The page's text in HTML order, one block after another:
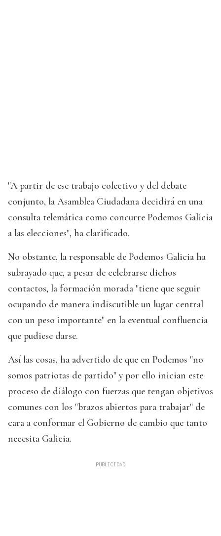
"A partir de ese trabajo colectivo y del debate
conjunto, la Asamblea Ciudadana decidirá en una
consulta telemática como concurre Podemos Galicia
a las elecciones", ha clarificado.
No obstante, la responsable de Podemos Galicia ha
subrayado que, a pesar de celebrarse dichos
contactos, la formación morada "tiene que seguir
ocupando de manera indiscutible un lugar central
con un peso importante" en la eventual confluencia
que pudiese darse.
Así las cosas, ha advertido de que en Podemos "no
somos patriotas de partido" y por ello inician este
proceso de diálogo con fuerzas que tengan objetivos
comunes con los "brazos abiertos para trabajar" de
cara a conformar el Gobierno de cambio que tanto
necesita Galicia.